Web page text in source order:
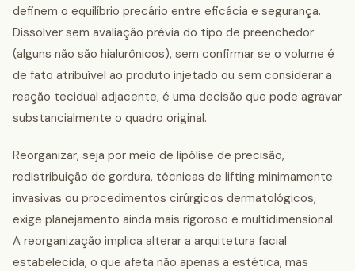
definem o equilíbrio precário entre eficácia e segurança.
Dissolver sem avaliação prévia do tipo de preenchedor
(alguns não são hialurônicos), sem confirmar se o volume é
de fato atribuível ao produto injetado ou sem considerar a
reação tecidual adjacente, é uma decisão que pode agravar
substancialmente o quadro original.
Reorganizar, seja por meio de lipólise de precisão,
redistribuição de gordura, técnicas de lifting minimamente
invasivas ou procedimentos cirúrgicos dermatológicos,
exige planejamento ainda mais rigoroso e multidimensional.
A reorganização implica alterar a arquitetura facial
estabelecida, o que afeta não apenas a estética, mas